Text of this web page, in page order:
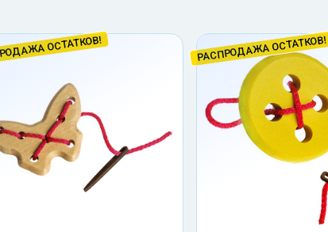
ОСТАТКОВ! РАСПРОДАЖА ОСТАТКОВ!